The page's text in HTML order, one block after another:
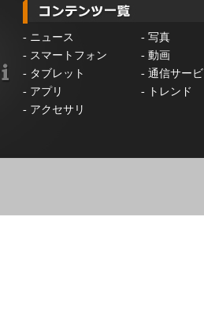
- ニュース - 写真
- スマートフォン - 動画
- タブレット - 通信サー
- アプリ -
トレンド
- アクセサリ